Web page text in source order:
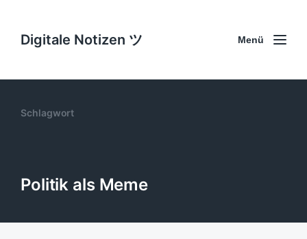
Digitale Notizen ツ Menü
Schlagwort
Politik als Meme